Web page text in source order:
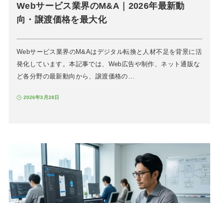
Webサービス業界のM&A｜2026年最新動
向・譲渡価格を最大化
Webサービス業界のM&Aはデジタル転換と人材不足を背景に活
発化しています。本記事では、Web広告や制作、ネット通販な
ど各分野の最新動向から、譲渡価格の…
2026年3月28日